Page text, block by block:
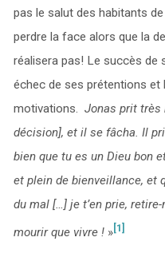
pas le salut des habitants
perdre la face alors que la
réalisera pas! Le succès de
échec de ses prétentions et
motivations. Jonas prit très
décision], et il se fâcha. Il
bien que tu es un Dieu bon
et plein de bienveillance, et
du mal […] je t’en prie,
mourir que vivre !» [1]